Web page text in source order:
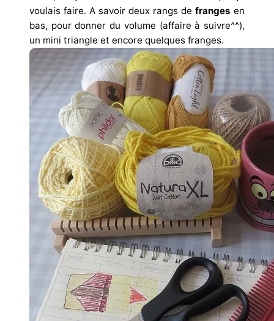
voulais faire. A savoir deux rangs de franges en
bas, pour donner du volume (affaire à suivre^^),
un mini triangle et encore quelques franges.